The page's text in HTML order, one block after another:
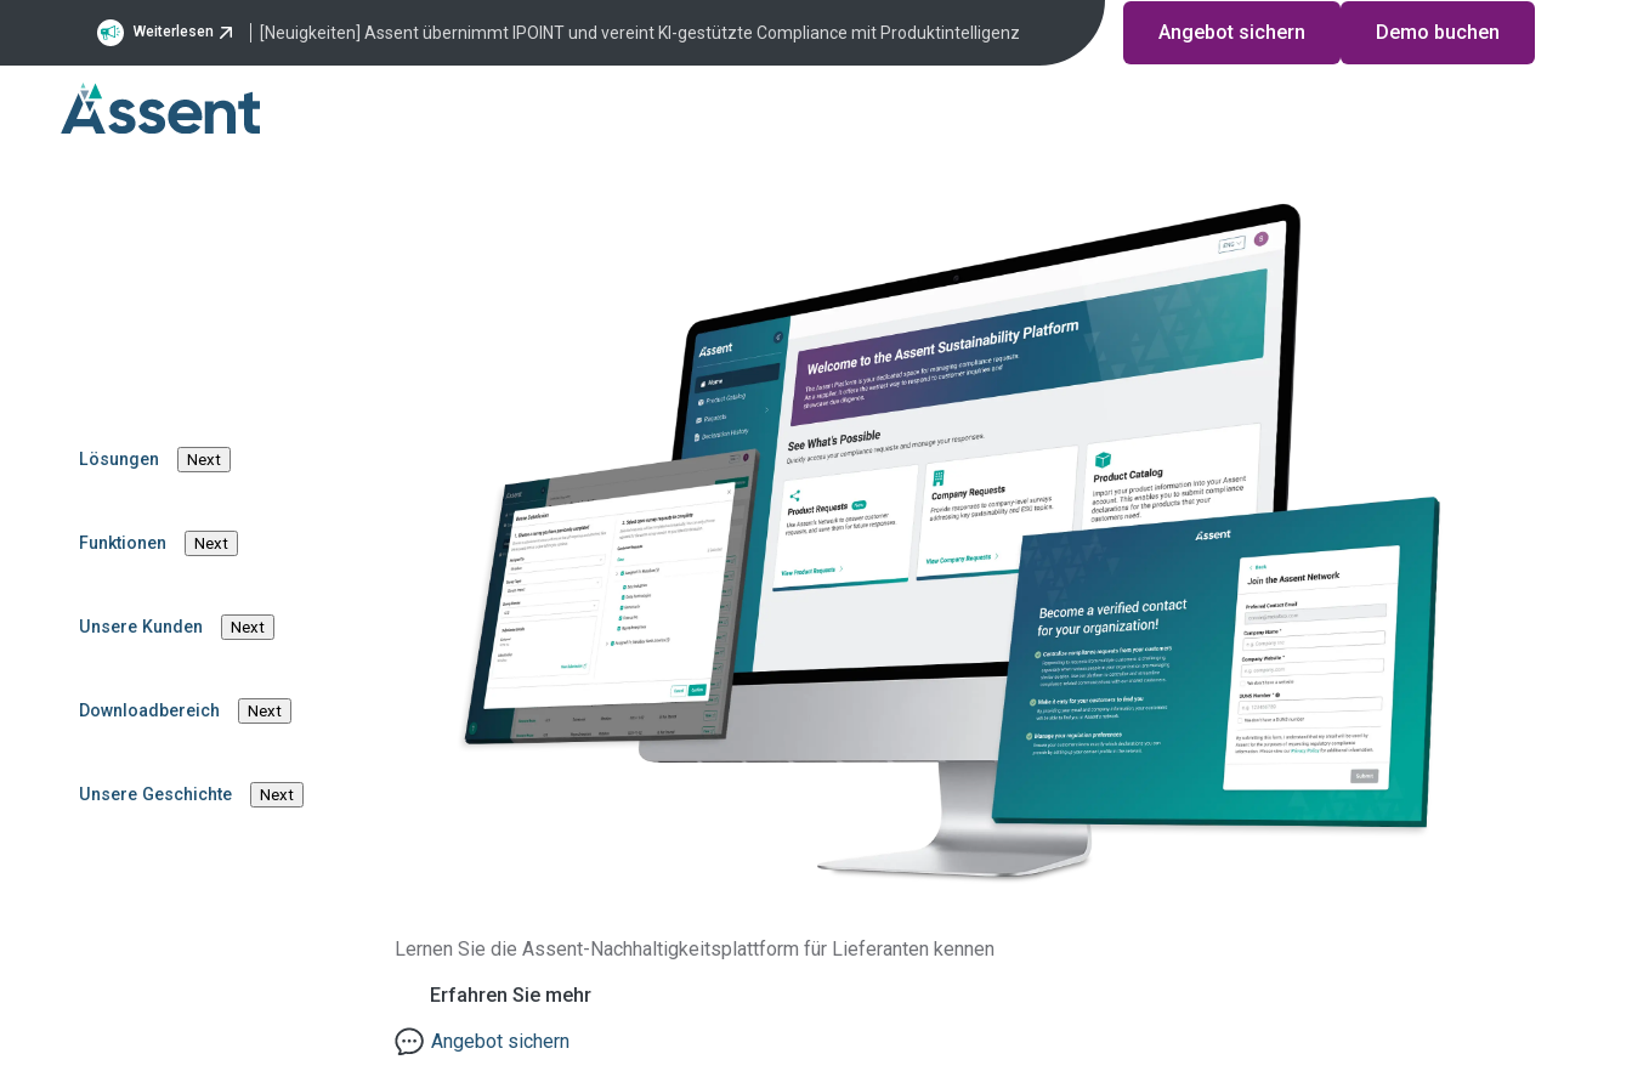
Weiterlesen [Neuigkeiten] Assent übernimmt IPOINT und vereint KI-gestützte Compliance mit Produktintelligenz Angebot sichern Demo buchen
Lösungen Next
Funktionen Next
Unsere Kunden Next
Downloadbereich Next
Unsere Geschichte Next
Lernen Sie die Assent-Nachhaltigkeitsplattform für Lieferanten kennen
Erfahren Sie mehr
Angebot sichern
Was ist der Carbon Border
Adjustment Mechanism?
Der Carbon Border Adjustment Mechanism (CBAM) ist eine EU-Initiative zur fairen
Bepreisung von CO2bei Produzenten innerhalb und außerhalb Europas. Ziel ist die
Vermeidung von „Carbon Leakage“, also der Verlagerung von Produktionsprozessen in
Länder mit weniger strikten Umweltvorgaben.
Berichtspflichten für CO2-